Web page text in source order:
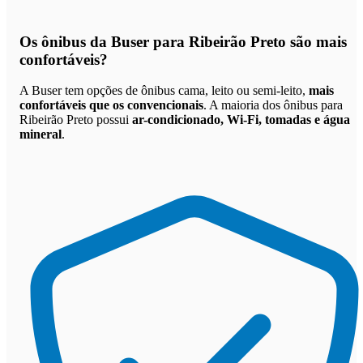
Os ônibus da Buser para Ribeirão Preto são mais
confortáveis?
A Buser tem opções de ônibus cama, leito ou semi-leito, mais
confortáveis que os convencionais. A maioria dos ônibus para
Ribeirão Preto possui ar-condicionado, Wi-Fi, tomadas e água
mineral.